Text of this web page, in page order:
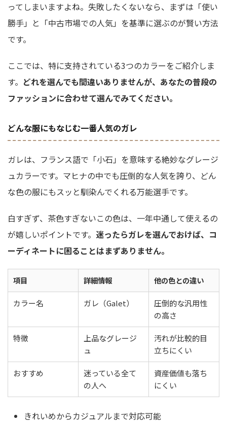
ってしまいますよね。失敗したくないなら、まずは「使い
勝手」と「中古市場での人気」を基準に選ぶのが賢い方法
です。
ここでは、特に支持されている3つのカラーをご紹介しま
す。 どれを選んでも間違いありませんが、あなたの普段の
ファッションに合わせて選んでみてください。
どんな服にもなじむ一番人気のガレ
ガレは、フランス語で「小石」を意味する絶妙なグレージ
ュカラーです。マヒナの中でも圧倒的な人気を誇り、どん
な色の服にもスッと馴染んでくれる万能選手です。
白すぎず、茶色すぎないこの色は、一年中通して使えるの
が嬉しいポイントです。 迷ったらガレを選んでおけば、コ
ーディネートに困ることはまずありません。
項目 詳細情報 他の色との違い
カラー名 ガレ（Galet）
圧倒的な汎用性
の高さ
特徴
上品なグレージ
ュ
汚れが比較的目
立ちにくい
おすすめ
迷っている全て
の人へ
資産価値も落ち
にくい
きれいめからカジュアルまで対応可能